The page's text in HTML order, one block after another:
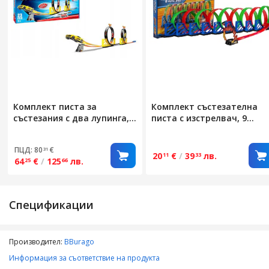
Комплект писта за
състезания с два лупинга,
ПЦД: 80 31 €
6425 € / 12566 лв.
Комплект състезателна
писта с изстрелвач, 9
2011 € / 3933 лв.
Спецификации
Производител: BBurago
Информация за съответствие на продукта